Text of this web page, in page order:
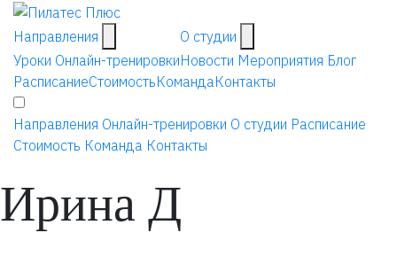
Направления
Уроки Онлайн-тренировки
О студии
Новости Мероприятия Блог
РасписаниеСтоимостьКоманда Контакты
Направления Онлайн-тренировки О студии Расписание
Стоимость Команда Контакты
Ирина Д